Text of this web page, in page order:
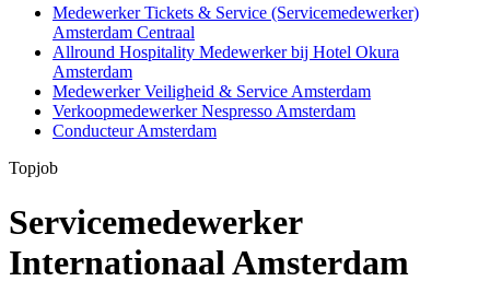
Medewerker Tickets & Service (Servicemedewerker)
Amsterdam Centraal
Allround Hospitality Medewerker bij Hotel Okura
Amsterdam
Medewerker Veiligheid & Service Amsterdam
Verkoopmedewerker Nespresso Amsterdam
Conducteur Amsterdam
Topjob
Servicemedewerker
Internationaal Amsterdam